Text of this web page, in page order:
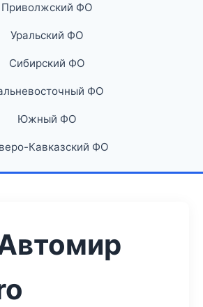
Приволжский ФО
Уральский ФО
Сибирский ФО
ФО
Южный ФО
Кавказский ФО